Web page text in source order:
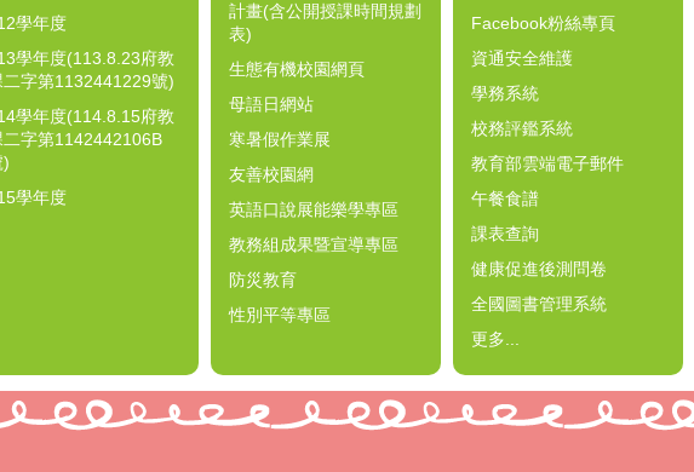
學年度
學年度(113.8.23府教
二字第1132441229號)
學年度(114.8.15府教
二字第1142442106B
)
學年度
計畫(含公開授課時間規劃
表)
生態有機校園網頁
母語日網站
寒暑假作業展
友善校園網
英語口說展能樂學專區
教務組成果暨宣導專區
防災教育
性別平等專區
Facebook粉絲專頁
資通安全維護
學務系統
校務評鑑系統
教育部雲端電子郵件
午餐食譜
課表查詢
健康促進後測問卷
全國圖書管理系統
更多...